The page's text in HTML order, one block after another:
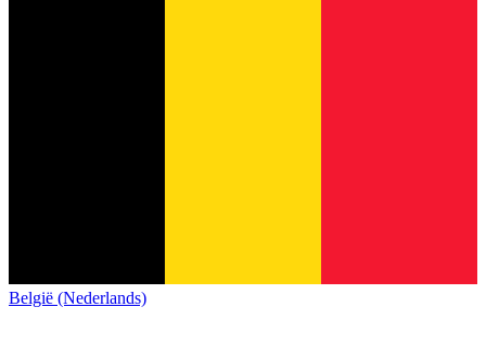
België (Nederlands)